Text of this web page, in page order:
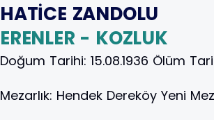
HATİCE ZANDOLU
ERENLER - KOZLUK
Doğum Tarihi: 15.08.1936 Ölüm
Mezarlık: Hendek Dereköy Yeni